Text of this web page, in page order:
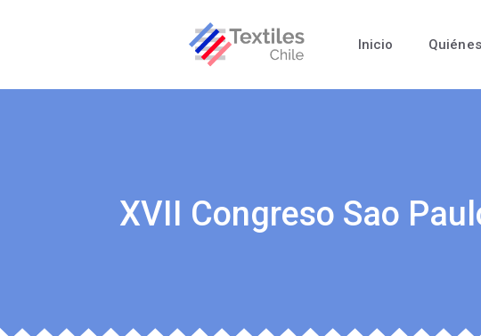
Inicio
XVII Congreso Sao